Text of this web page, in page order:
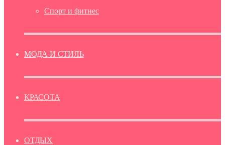
Спорт и фитнес
МОДА И СТИЛЬ
КРАСОТА
ОТДЫХ